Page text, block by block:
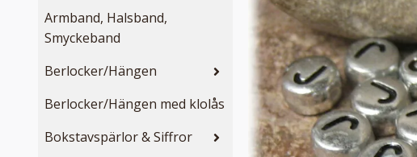
Armband, Halsband,
Smyckeband
Berlocker/Hängen
Berlocker/Hängen med klolås
Bokstavspärlor & Siffror